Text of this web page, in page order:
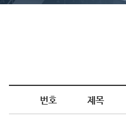
번호 제목